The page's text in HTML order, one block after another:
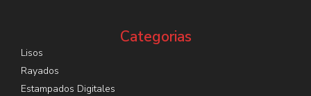
Categorias
Lisos
Rayados
Estampados Digitales